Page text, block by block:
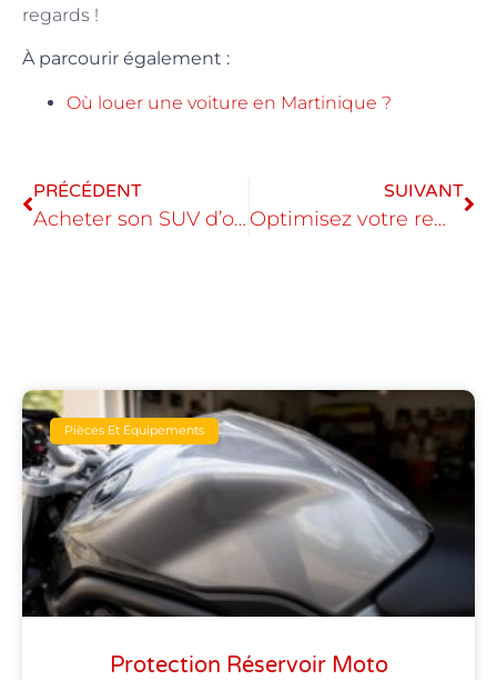
regards !
À parcourir également :
Où louer une voiture en Martinique ?
PRÉCÉDENT
Acheter son SUV d’occasion : avantages et inconvenients
SUIVANT
Optimisez votre remarketing automobile grace aux solutions dediees
Pièces Et Équipements
Protection Réservoir Moto